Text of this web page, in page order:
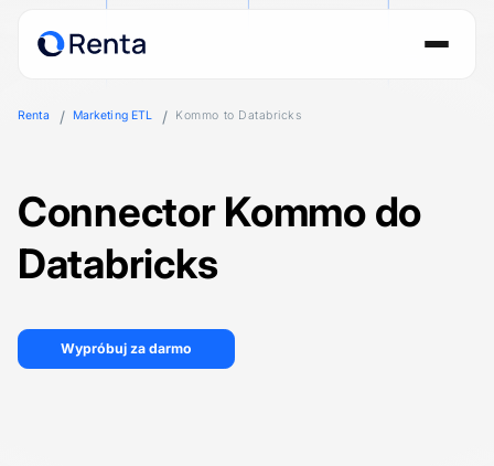
Renta Marketing ETL Kommo to Databricks
Connector Kommo do
Databricks
Wypróbuj za darmo